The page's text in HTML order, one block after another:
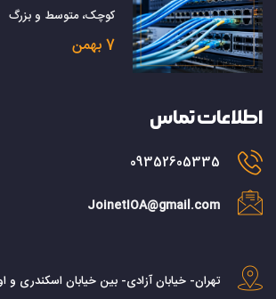
کوچک، متوسط و بزرگ
7 بهمن
اطلاعات تماس
09352605335
JoinetIOA@gmail.com